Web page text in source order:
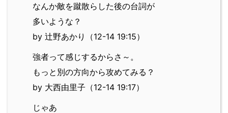
なんか敵を蹴散らした後の台詞が
多いような？
by 辻野あかり（12-14 19:15）
強者って感じするからさ～。
もっと別の方向から攻めてみる？
by 大西由里子（12-14 19:17）
じゃあ